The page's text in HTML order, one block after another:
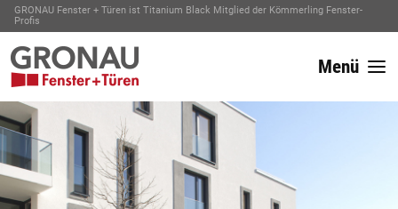
GRONAU Fenster + Türen ist Titanium Black Mitglied der Kömmerling Fenster-
Profis
Menü